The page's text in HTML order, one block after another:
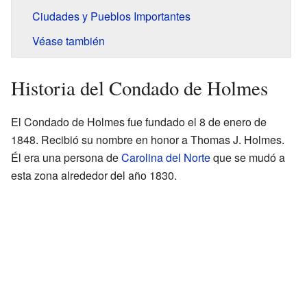
Ciudades y Pueblos Importantes
Véase también
Historia del Condado de Holmes
El Condado de Holmes fue fundado el 8 de enero de
1848. Recibió su nombre en honor a Thomas J. Holmes.
Él era una persona deCarolina del Norteque se mudó a
esta zona alrededor del año 1830.